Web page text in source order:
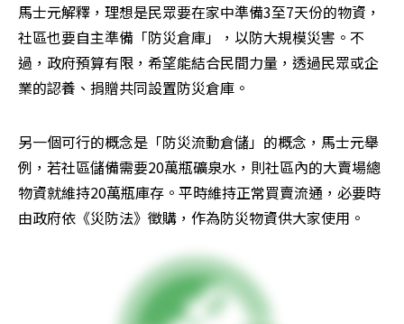
馬士元解釋，理想是民眾要在家中準備3至7天份的物資，
社區也要自主準備「防災倉庫」，以防大規模災害。不
過，政府預算有限，希望能結合民間力量，透過民眾或企
業的認養、捐贈共同設置防災倉庫。
另一個可行的概念是「防災流動倉儲」的概念，馬士元舉
例，若社區儲備需要20萬瓶礦泉水，則社區內的大賣場總
物資就維持20萬瓶庫存。平時維持正常買賣流通，必要時
由政府依《災防法》徵購，作為防災物資供大家使用。